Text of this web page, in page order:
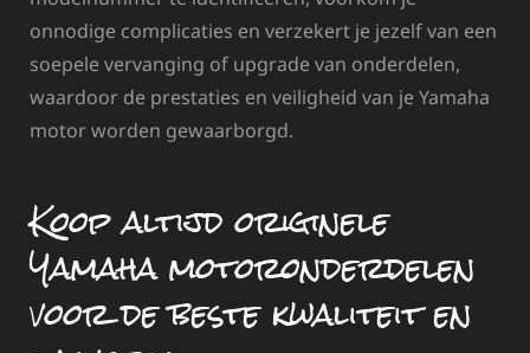
onnodige complicaties en verzekert je jezelf van een
soepele vervanging of upgrade van onderdelen,
waardoor de prestaties en veiligheid van je Yamaha
motor worden gewaarborgd.
Koop altijd originele
Yamaha motoronderdelen
voor de beste kwaliteit en